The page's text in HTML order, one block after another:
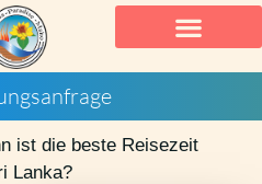
ist die beste Reisezeit
Lanka?